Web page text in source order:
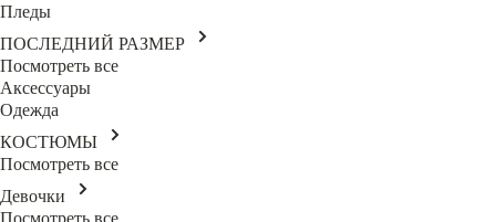
Пледы
ПОСЛЕДНИЙ РАЗМЕР
Посмотреть все
Аксессуары
Одежда
КОСТЮМЫ
Посмотреть все
Девочки
Посмотреть все